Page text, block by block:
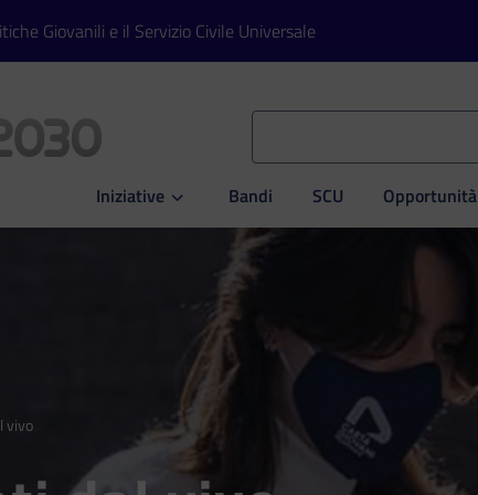
Giovanili e il Servizio Civile Universale
Iniziative
Apri Iniziative Bandi SCU
vivo